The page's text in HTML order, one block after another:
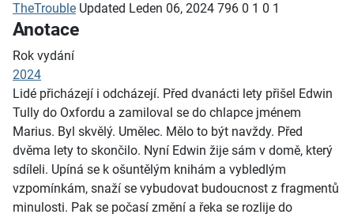
TheTrouble Updated Leden 06, 2024 796 0 1 0 1
Anotace
Rok vydání
2024
Lidé přicházejí i odcházejí. Před dvanácti lety přišel Edwin
Tully do Oxfordu a zamiloval se do chlapce jménem
Marius. Byl skvělý. Umělec. Mělo to být navždy. Před
dvěma lety to skončilo. Nyní Edwin žije sám v domě, který
sdíleli. Upíná se k ošuntělým knihám a vybledlým
vzpomínkám, snaží se vybudovat budoucnost z fragmentů
minulosti. Pak se počasí změní a řeka se rozlije do